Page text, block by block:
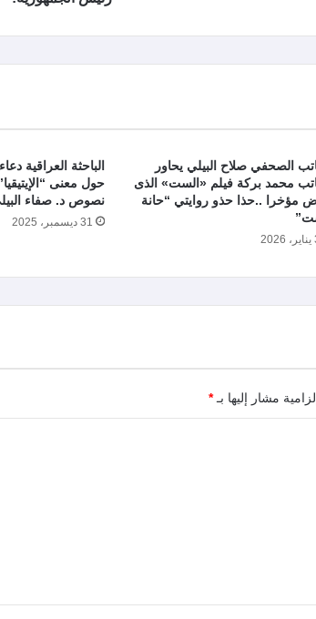
الصحفي صلاح البيلي يحاور
محمد بركة فيلم «الست» الذى
مؤخرا ..حذا حذو روايتي “حانة
الباحثة العراقية
حول معنى
نصوص د. صفاء
31 ديسمبر، 2025
مشار إليها بـ*